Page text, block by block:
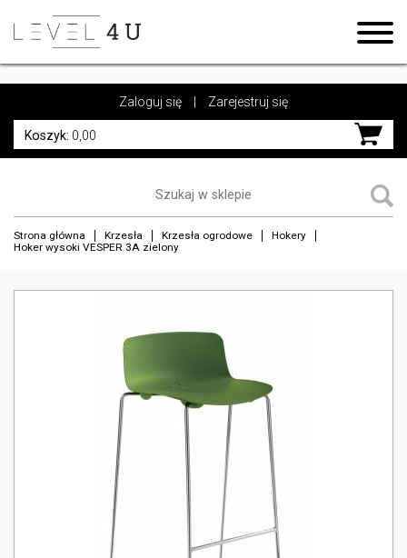
https://www.high-endrolex.com/17
Zaloguj się Zarejestruj się
Koszyk: 0,00
Strona główna Krzesła Krzesła ogrodowe
Hokery
Hoker wysoki VESPER 3A zielony
https://www.high-endrolex.com/17